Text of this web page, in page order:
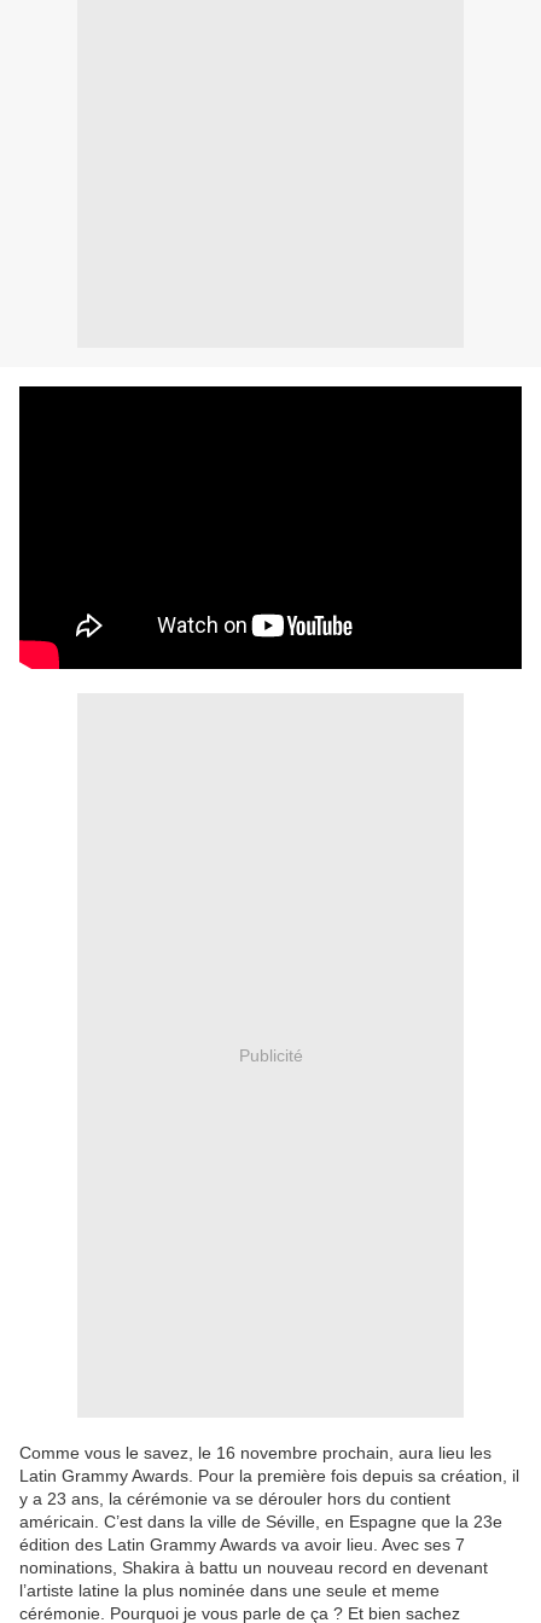
Publicité
Comme vous le savez, le 16 novembre prochain, aura lieu les
Latin Grammy Awards. Pour la première fois depuis sa création, il
y a 23 ans, la cérémonie va se dérouler hors du contient
américain. C’est dans la ville de Séville, en Espagne que la 23e
édition des Latin Grammy Awards va avoir lieu. Avec ses 7
nominations, Shakira à battu un nouveau record en devenant
l’artiste latine la plus nominée dans une seule et meme
cérémonie. Pourquoi je vous parle de ça ? Et bien sachez